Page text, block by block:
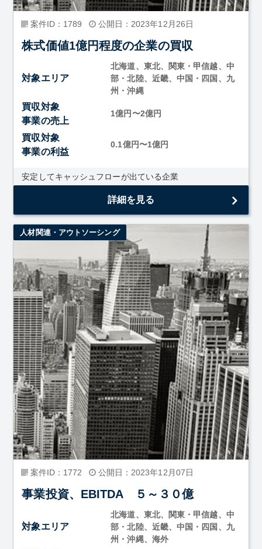
案件ID：1789 公開日：2023年12月26日
株式価値1億円程度の企業の買収
対象エリア
北海道、東北、関東・甲信越、中
部・北陸、近畿、中国・四国、九
州・沖縄
買収対象
事業の売上
1億円〜2億円
買収対象
事業の利益
0.1億円〜1億円
安定してキャッシュフローが出ている企業
詳細を見る
人材関連・アウトソーシング
案件ID：1772 公開日：2023年12月07日
事業投資、EBITDA ５～３０億
対象エリア
北海道、東北、関東・甲信越、中
部・北陸、近畿、中国・四国、九
州・沖縄、海外